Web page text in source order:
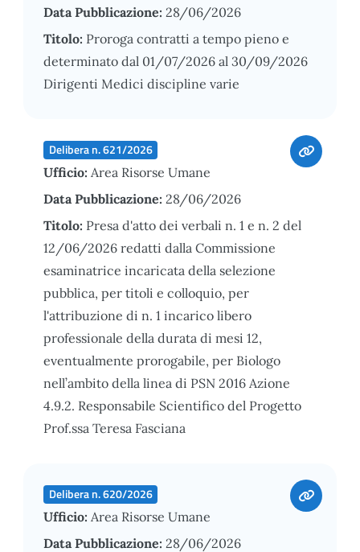
Data Pubblicazione: 28/06/2026
Titolo: Proroga contratti a tempo pieno e
determinato dal 01/07/2026 al 30/09/2026
Dirigenti Medici discipline varie
Delibera n. 621/2026
Ufficio: Area Risorse Umane
Data Pubblicazione: 28/06/2026
Titolo: Presa d'atto dei verbali n. 1 e n. 2 del
12/06/2026 redatti dalla Commissione
esaminatrice incaricata della selezione
pubblica, per titoli e colloquio, per
l'attribuzione di n. 1 incarico libero
professionale della durata di mesi 12,
eventualmente prorogabile, per Biologo
nell’ambito della linea di PSN 2016 Azione
4.9.2. Responsabile Scientifico del Progetto
Prof.ssa Teresa Fasciana
Delibera n. 620/2026
Ufficio: Area Risorse Umane
Data Pubblicazione: 28/06/2026